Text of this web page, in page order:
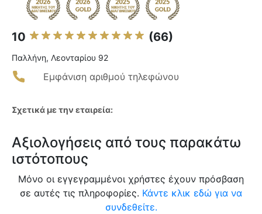
10 (66)
Παλλήνη, Λεονταρίου 92
Εμφάνιση αριθμού τηλεφώνου
Σχετικά με την εταιρεία:
Αξιολογήσεις από τους παρακάτω
ιστότοπους
Μόνο οι εγγεγραμμένοι χρήστες έχουν πρόσβαση
σε αυτές τις πληροφορίες. Κάντε κλικ εδώ για να
συνδεθείτε.